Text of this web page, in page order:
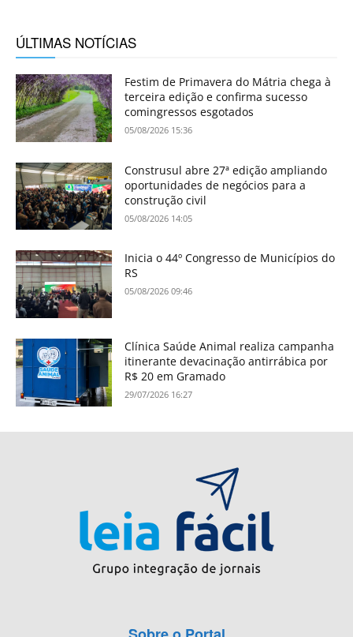
ÚLTIMAS NOTÍCIAS
Festim de Primavera do Mátria chega à
terceira edição e confirma sucesso
comingressos esgotados
05/08/2026 15:36
Construsul abre 27ª edição ampliando
oportunidades de negócios para a
construção civil
05/08/2026 14:05
Inicia o 44º Congresso de Municípios do
RS
05/08/2026 09:46
Clínica Saúde Animal realiza campanha
itinerante devacinação antirrábica por
R$ 20 em Gramado
29/07/2026 16:27